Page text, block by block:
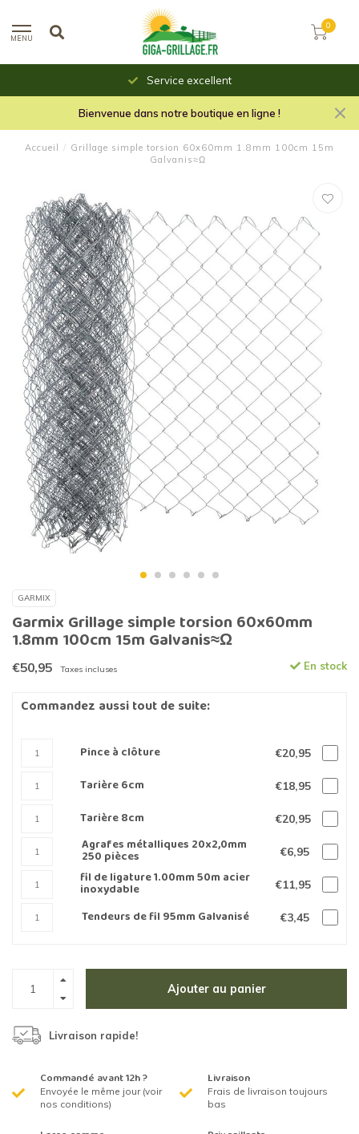
MENU
0
Service excellent
Bienvenue dans notre boutique en ligne !
Accueil / Grillage simple torsion 60x60mm 1.8mm 100cm 15m
Galvanis≈Ω
GARMIX
Garmix Grillage simple torsion 60x60mm
1.8mm 100cm 15m Galvanis≈Ω
€50,95 Taxes incluses En stock
Commandez aussi tout de suite:
Pince à clôture €20,95
Tarière 6cm €18,95
Tarière 8cm €20,95
Agrafes métalliques 20x2,0mm
250 pièces €6,95
fil de ligature 1.00mm 50m acier
inoxydable €11,95
Tendeurs de fil 95mm Galvanisé €3,45
Ajouter au panier
Livraison rapide!
Commandé avant 12h ?
Envoyée le même jour (voir
nos conditions)
Livraison
Frais de livraison toujours
bas